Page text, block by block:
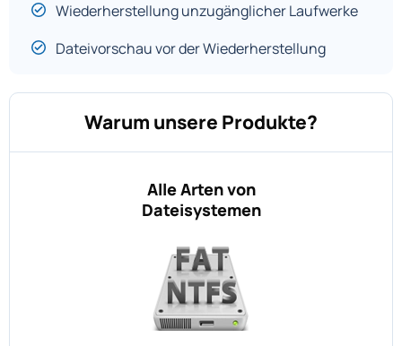
Wiederherstellung unzugänglicher Laufwerke
Dateivorschau vor der Wiederherstellung
Warum unsere Produkte?
Alle Arten von
Dateisystemen